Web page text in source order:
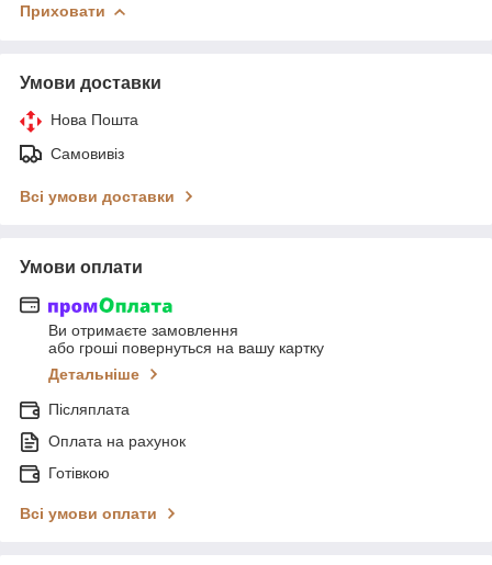
Приховати
Умови доставки
Нова Пошта
Самовивіз
Всі умови доставки
Умови оплати
Ви отримаєте замовлення
або гроші повернуться на вашу картку
Детальніше
Післяплата
Оплата на рахунок
Готівкою
Всі умови оплати